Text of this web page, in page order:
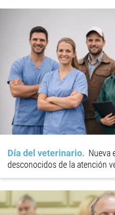
Día del veterinario
Nueva
desconocidos de la atención